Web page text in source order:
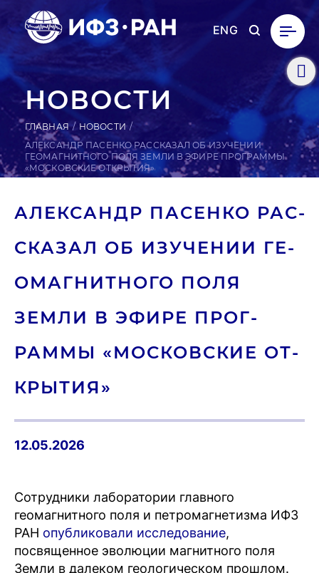
ENG
НОВОСТИ
ГЛАВНАЯ
НОВОСТИ
АЛЕКСАНДР ПАСЕНКО РАССКАЗАЛ ОБ ИЗУЧЕНИИ
ГЕОМАГНИТНОГО ПОЛЯ ЗЕМЛИ В ЭФИРЕ ПРОГРАММЫ
«МОСКОВСКИЕ ОТКРЫТИЯ»
АЛЕК­САНДР ПАСЕНКО РАС­
СКА­ЗАЛ ОБ ИЗУ­ЧЕНИИ ГЕ­
ОМАГ­НИТНО­ГО ПОЛЯ
ЗЕМЛИ В ЭФИРЕ ПРОГ­
РАММЫ «МОС­КОВ­СКИЕ ОТ­
КРЫ­ТИЯ»
12.05.2026
Сотрудники лаборатории главного
геомагнитного поля и петромагнетизма ИФЗ
РАН опубликовали исследование,
посвященное эволюции магнитного поля
Земли в далеком геологическом прошлом.